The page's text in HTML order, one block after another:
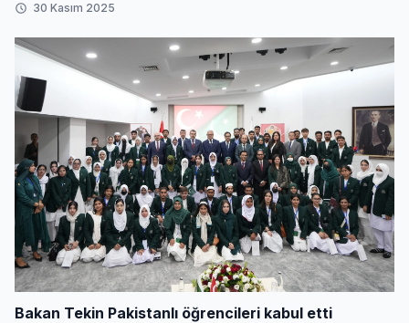
30 Kasım 2025
Bakan Tekin Pakistanlı öğrencileri kabul etti